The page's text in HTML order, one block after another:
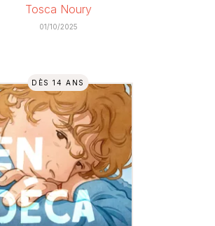
Tosca Noury
01/10/2025
DÈS 14 ANS